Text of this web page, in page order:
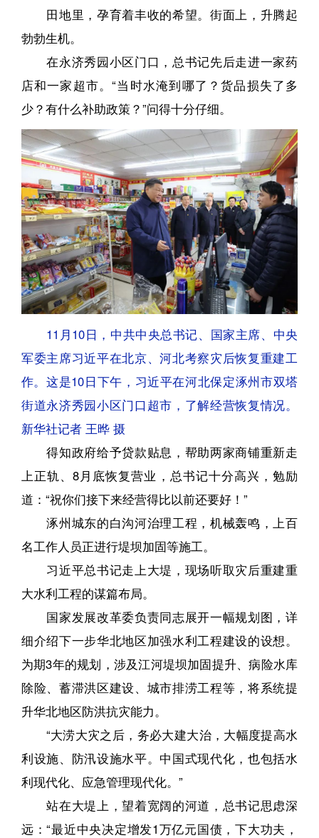
田地里，孕育着丰收的希望。街面上，升腾起
勃勃生机。
在永济秀园小区门口，总书记先后走进一家药
店和一家超市。“当时水淹到哪了？货品损失了多
少？有什么补助政策？”问得十分仔细。
11月10日，中共中央总书记、国家主席、中央
军委主席习近平在北京、河北考察灾后恢复重建工
作。这是10日下午，习近平在河北保定涿州市双塔
街道永济秀园小区门口超市，了解经营恢复情况。
新华社记者 王晔 摄
得知政府给予贷款贴息，帮助两家商铺重新走
上正轨、8月底恢复营业，总书记十分高兴，勉励
道：“祝你们接下来经营得比以前还要好！”
涿州城东的白沟河治理工程，机械轰鸣，上百
名工作人员正进行堤坝加固等施工。
习近平总书记走上大堤，现场听取灾后重建重
大水利工程的谋篇布局。
国家发展改革委负责同志展开一幅规划图，详
细介绍下一步华北地区加强水利工程建设的设想。
为期3年的规划，涉及江河堤坝加固提升、病险水库
除险、蓄滞洪区建设、城市排涝工程等，将系统提
升华北地区防洪抗灾能力。
“大涝大灾之后，务必大建大治，大幅度提高水
利设施、防汛设施水平。中国式现代化，也包括水
利现代化、应急管理现代化。”
站在大堤上，望着宽阔的河道，总书记思虑深
远：“最近中央决定增发1万亿元国债，下大功夫，